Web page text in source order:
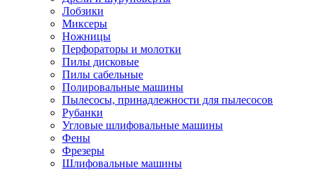
Лобзики
Миксеры
Ножницы
Перфораторы и молотки
Пилы дисковые
Пилы сабельные
Полировальные машины
Пылесосы, принадлежности для пылесосов
Рубанки
Угловые шлифовальные машины
Фены
Фрезеры
Шлифовальные машины